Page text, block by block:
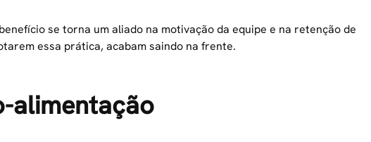
se torna um aliado na motivação da equipe e na retenção de
essa prática, acabam saindo na frente.
alimentação